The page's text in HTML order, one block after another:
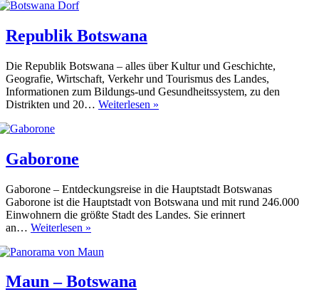
Republik Botswana
Die Republik Botswana – alles über Kultur und Geschichte,
Geografie, Wirtschaft, Verkehr und Tourismus des Landes,
Informationen zum Bildungs-und Gesundheitssystem, zu den
Distrikten und 20… Weiterlesen »
Gaborone
Gaborone – Entdeckungsreise in die Hauptstadt Botswanas
Gaborone ist die Hauptstadt von Botswana und mit rund 246.000
Einwohnern die größte Stadt des Landes. Sie erinnert
an… Weiterlesen »
Maun – Botswana